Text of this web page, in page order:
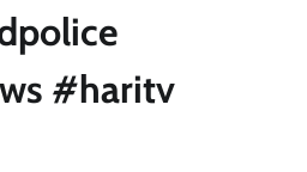
#haritv